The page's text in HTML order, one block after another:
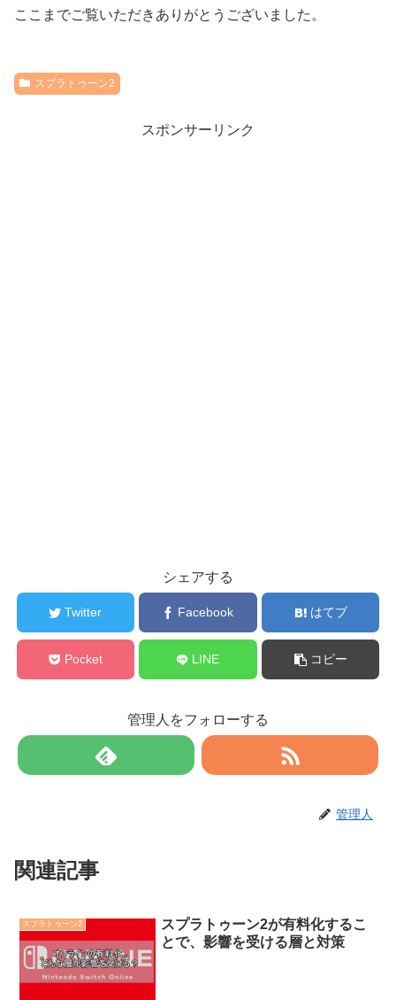
ここまでご覧いただきありがとうございました。
スプラトゥーン2
スポンサーリンク
シェアする
Twitter Facebook はてブ
Pocket LINE コピー
管理人をフォローする
管理人
関連記事
スプラトゥーン2
スプラトゥーン2が有料化するこ
とで、影響を受ける層と対策